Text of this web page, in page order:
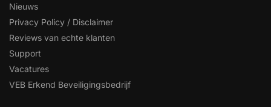
Nieuws
Privacy Policy / Disclaimer
Reviews van echte klanten
Support
Vacatures
VEB Erkend Beveiligingsbedrijf